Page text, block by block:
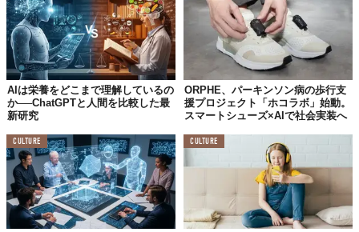
AIは栄養をどこまで理解しているの
か──ChatGPTと人間を比較した最
新研究
ORPHE、パーキンソン病の歩行支
援プロジェクト「ホコラボ」始動。
スマートシューズ×AIで社会実装へ
CULTURE CULTURE